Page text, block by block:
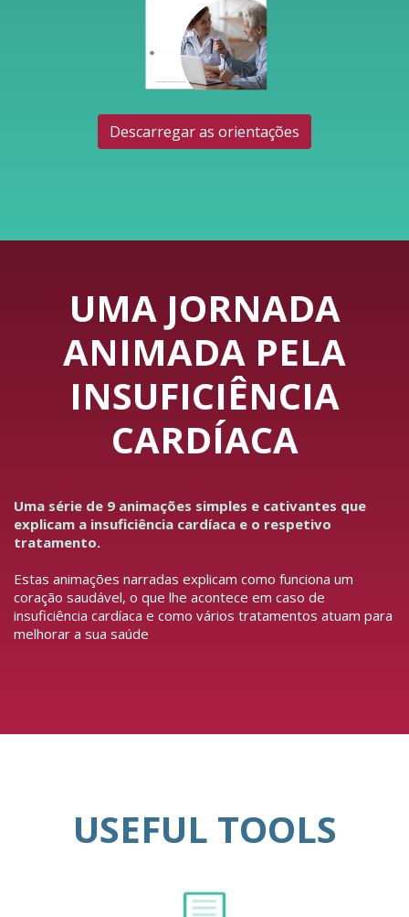
Descarregar as orientações
UMA JORNADA
ANIMADA PELA
INSUFICIÊNCIA
CARDÍACA
Uma série de 9 animações simples e cativantes que
explicam a insuficiência cardíaca e o respetivo
tratamento.
Estas animações narradas explicam como funciona um
coração saudável, o que lhe acontece em caso de
insuficiência cardíaca e como vários tratamentos atuam para
melhorar a sua saúde
USEFUL TOOLS